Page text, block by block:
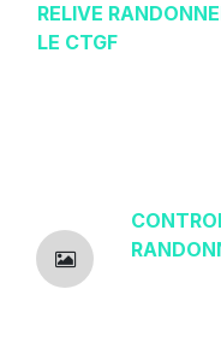
RELIVE
LE CTGF